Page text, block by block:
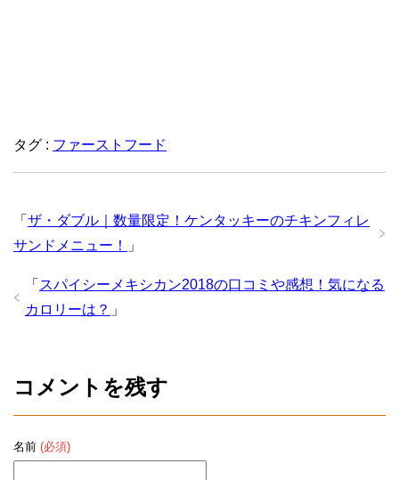
タグ : ファーストフード
「 ザ・ダブル｜数量限定！ケンタッキーのチキンフィレ
サンドメニュー！
」
「 スパイシーメキシカン2018の口コミや感想！気になる
カロリーは？ 」
コメントを残す
名前 (必須)